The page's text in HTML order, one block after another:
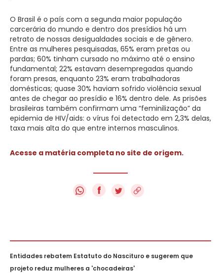
O Brasil é o país com a segunda maior população
carcerária do mundo e dentro dos presídios há um
retrato de nossas desigualdades sociais e de gênero.
Entre as mulheres pesquisadas, 65% eram pretas ou
pardas; 60% tinham cursado no máximo até o ensino
fundamental; 22% estavam desempregadas quando
foram presas, enquanto 23% eram trabalhadoras
domésticas; quase 30% haviam sofrido violência sexual
antes de chegar ao presídio e 16% dentro dele. As prisões
brasileiras também confirmam uma “feminilização” da
epidemia de HIV/aids: o vírus foi detectado em 2,3% delas,
taxa mais alta do que entre internos masculinos.
Acesse a matéria completa no site de origem.
f
Entidades rebatem Estatuto do Nascituro e sugerem que
projeto reduz mulheres a 'chocadeiras'